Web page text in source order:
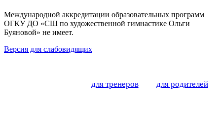
для тренеров для родителей
Международной аккредитации образовательных программ
ОГКУ ДО «СШ по художественной гимнастике Ольги
Буяновой» не имеет.
Версия для слабовидящих